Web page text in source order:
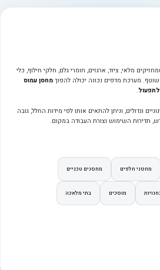
מלאי, ציוד, ארגזים, חומרי גלם, חלקי חילוף, כלי
מערכת מדפים נכונה יכולה להפוך מחסן עמוס
.
וגדולים, וניתן להתאים אותו לפי מידות החלל, גובה
תדירות השימוש וצורת העבודה במקום.
מחסני חלפים מחסנים טכניים
מוסכים בתי מלאכה